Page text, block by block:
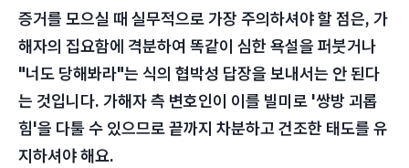
증거를 모으실 때 실무적으로 가장 주의하셔야 할 점은, 가
해자의 집요함에 격분하여 똑같이 심한 욕설을 퍼붓거나
"너도 당해봐라"는 식의 협박성 답장을 보내서는 안 된다
는 것입니다. 가해자 측 변호인이 이를 빌미로 '쌍방 괴롭
힘'을 다툴 수 있으므로 끝까지 차분하고 건조한 태도를 유
지하셔야 해요.